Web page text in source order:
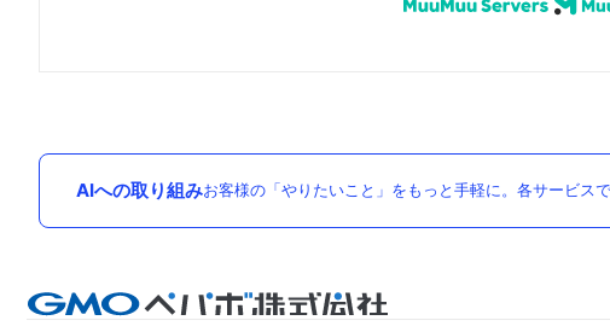
AIへの取り組みお客様の「やりたいこと」をもっと手軽に。各サービス